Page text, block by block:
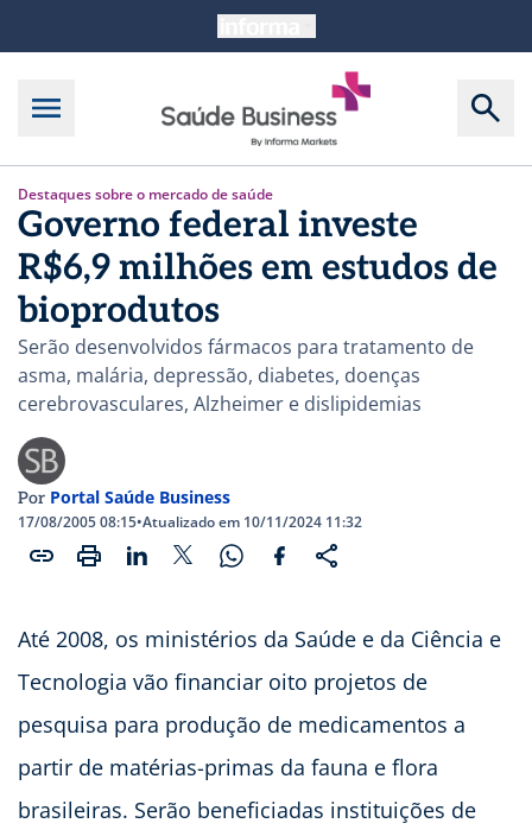
Destaques sobre o mercado de saúde
Governo federal investe
R$6,9 milhões em estudos de
bioprodutos
Serão desenvolvidos fármacos para tratamento de
asma, malária, depressão, diabetes, doenças
cerebrovasculares, Alzheimer e dislipidemias
Por Portal Saúde Business
17/08/2005 08:15•Atualizado em 10/11/2024 11:32
Até 2008, os ministérios da Saúde e da Ciência e
Tecnologia vão financiar oito projetos de
pesquisa para produção de medicamentos a
partir de matérias-primas da fauna e flora
brasileiras. Serão beneficiadas instituições de